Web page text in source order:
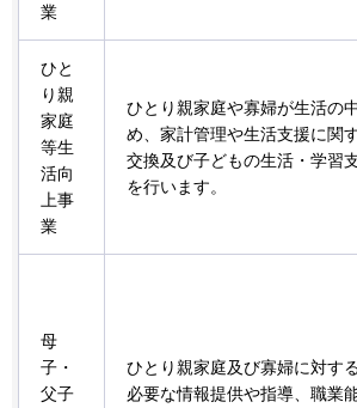
業
ひと
り親
家庭
等生
活向
上事
業
ひとり親家庭や寡婦が生活の
め、家計管理や生活支援に関
交換及び子どもの生活・学習
を行います。
母
子・
父子
ひとり親家庭及び寡婦に対す
必要な情報提供や指導、職業